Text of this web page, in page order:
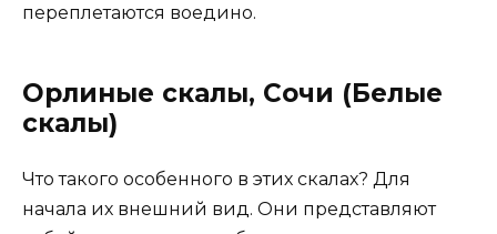
переплетаются воедино.
Орлиные скалы, Сочи (Белые
скалы)
Что такого особенного в этих скалах? Для
начала их внешний вид. Они представляют